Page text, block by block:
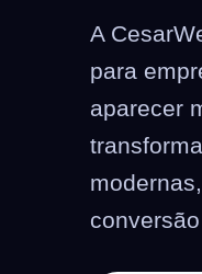
A
para
aparecer